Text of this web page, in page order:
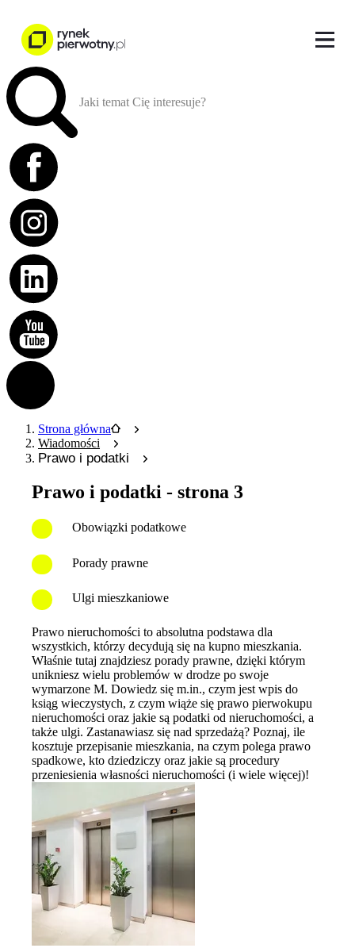
Jaki temat Cię interesuje?
Strona główna
Wiadomości
Prawo i podatki
Prawo i podatki - strona 3
Obowiązki podatkowe
Porady prawne
Ulgi mieszkaniowe
Prawo nieruchomości to absolutna podstawa dla
wszystkich, którzy decydują się na kupno mieszkania.
Właśnie tutaj znajdziesz porady prawne, dzięki którym
unikniesz wielu problemów w drodze po swoje
wymarzone M. Dowiedz się m.in., czym jest wpis do
ksiąg wieczystych, z czym wiąże się prawo pierwokupu
nieruchomości oraz jakie są podatki od nieruchomości, a
także ulgi. Zastanawiasz się nad sprzedażą? Poznaj, ile
kosztuje przepisanie mieszkania, na czym polega prawo
spadkowe, kto dziedziczy oraz jakie są procedury
przeniesienia własności nieruchomości (i wiele więcej)!